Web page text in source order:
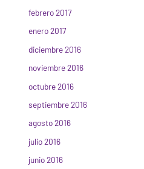
febrero 2017
enero 2017
diciembre 2016
noviembre 2016
octubre 2016
septiembre 2016
agosto 2016
julio 2016
junio 2016